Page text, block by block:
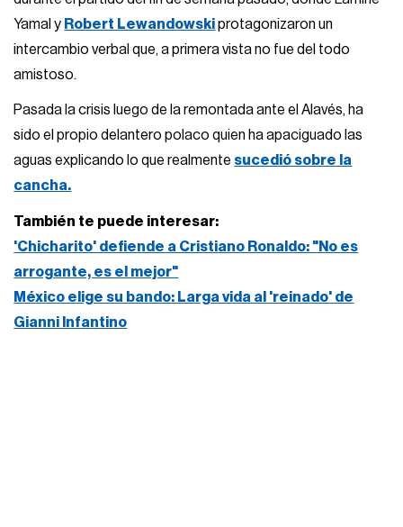
Yamal y Robert Lewandowskiprotagonizaron un
intercambio verbal que, a primera vista no fue del todo
amistoso.
Pasada la crisis luego de la remontada ante el Alavés, ha
sido el propio delantero polaco quien ha apaciguado las
aguas explicando lo que realmente sucedió sobre la
cancha.
También te puede interesar:
'Chicharito' defiende a Cristiano Ronaldo: "No es
arrogante, es el mejor"
México elige su bando: Larga vida al 'reinado' de
Gianni Infantino